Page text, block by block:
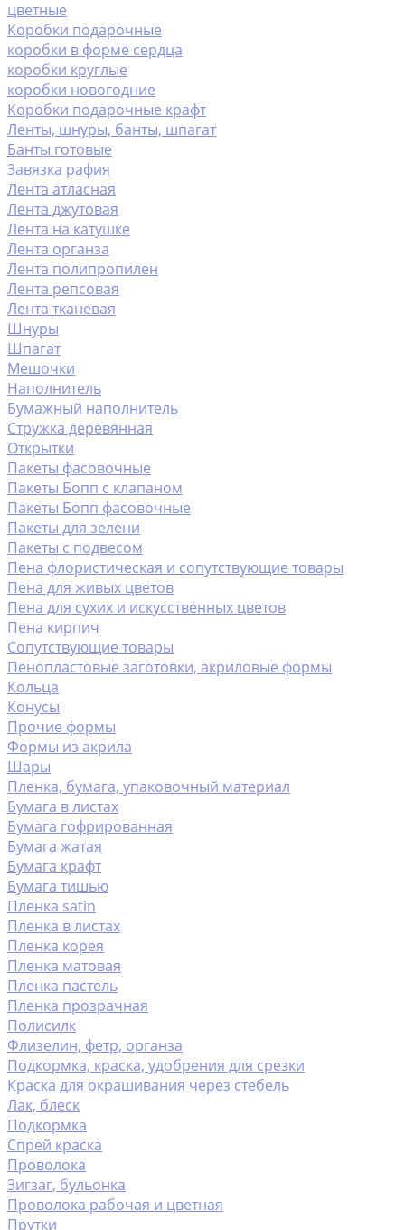
цветные
Коробки подарочные
коробки в форме сердца
коробки круглые
коробки новогодние
Коробки подарочные крафт
Ленты, шнуры, банты, шпагат
Банты готовые
Завязка рафия
Лента атласная
Лента джутовая
Лента на катушке
Лента органза
Лента полипропилен
Лента репсовая
Лента тканевая
Шнуры
Шпагат
Мешочки
Наполнитель
Бумажный наполнитель
Стружка деревянная
Открытки
Пакеты фасовочные
Пакеты Бопп с клапаном
Пакеты Бопп фасовочные
Пакеты для зелени
Пакеты с подвесом
Пена флористическая и сопутствующие товары
Пена для живых цветов
Пена для сухих и искусственных цветов
Пена кирпич
Сопутствующие товары
Пенопластовые заготовки, акриловые формы
Кольца
Конусы
Прочие формы
Формы из акрила
Шары
Пленка, бумага, упаковочный материал
Бумага в листах
Бумага гофрированная
Бумага жатая
Бумага крафт
Бумага тишью
Пленка satin
Пленка в листах
Пленка корея
Пленка матовая
Пленка пастель
Пленка прозрачная
Полисилк
Флизелин, фетр, органза
Подкормка, краска, удобрения для срезки
Краска для окрашивания через стебель
Лак, блеск
Подкормка
Спрей краска
Проволока
Зигзаг, бульонка
Проволока рабочая и цветная
Прутки